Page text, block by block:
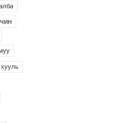
хууль